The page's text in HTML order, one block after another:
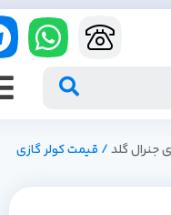
گلد/ قیمت کولر گازی